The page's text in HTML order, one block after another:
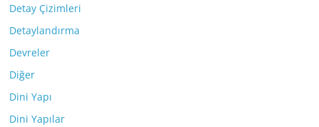
Detay Çizimleri
Detaylandırma
Devreler
Diğer
Dini Yapı
Dini Yapılar